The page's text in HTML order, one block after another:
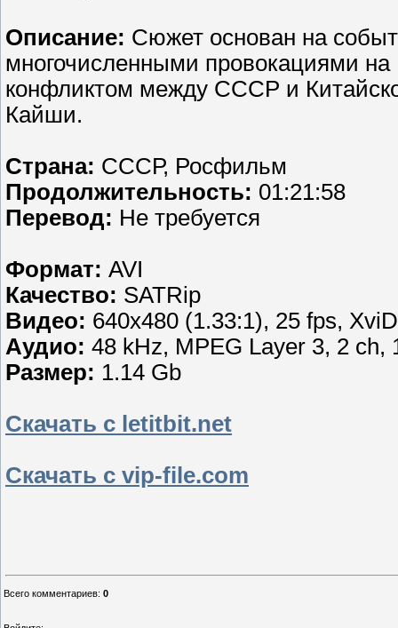
Описание: Сюжет основан на
многочисленными провокациями
конфликтом между СССР и
Кайши.
Страна: СССР, Росфильм
Продолжительность: 01:21:58
Перевoд: Не требуется
Формат: AVI
Качество: SATRip
Видео: 640x480 (1.33:1), 25 fps,
Аудио: 48 kHz, MPEG Layer 3, 2 ch,
Размер: 1.14 Gb
Скачать с letitbit.net
Скачать с vip-file.com
Всего комментариев: 0